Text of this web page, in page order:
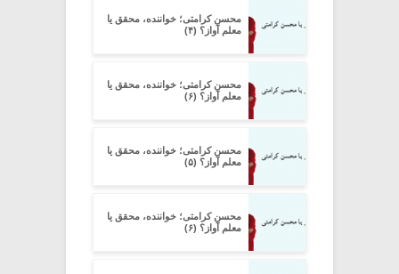
محسن کرامتی؛ خواننده، محقق یا
معلم آواز؟ (۴)
محسن کرامتی؛ خواننده، محقق یا
معلم آواز؟ (۶)
محسن کرامتی؛ خواننده، محقق یا
معلم آواز؟ (۵)
محسن کرامتی؛ خواننده، محقق یا
معلم آواز؟ (۶)